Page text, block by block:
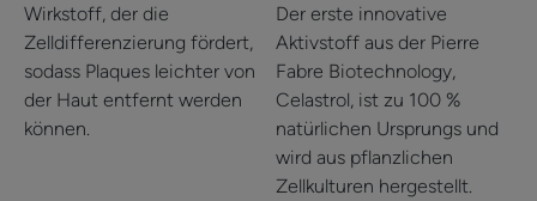
Wirkstoff, der die
Zelldifferenzierung fördert,
sodass Plaques leichter von
der Haut entfernt werden
können.
Der erste innovative
Aktivstoff aus der Pierre
Fabre Biotechnology,
Celastrol, ist zu 100 %
natürlichen Ursprungs und
wird aus pflanzlichen
Zellkulturen hergestellt.